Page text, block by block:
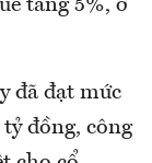
tăng 5%, ở
đã đạt mức
đồng, công